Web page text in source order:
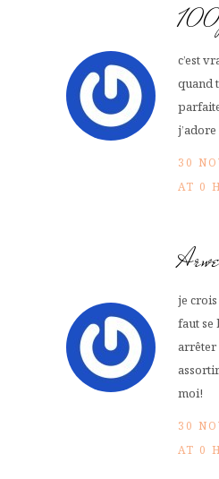
c’est
quand
30
AT 0
je crois
faut se
moi!
30
AT 0